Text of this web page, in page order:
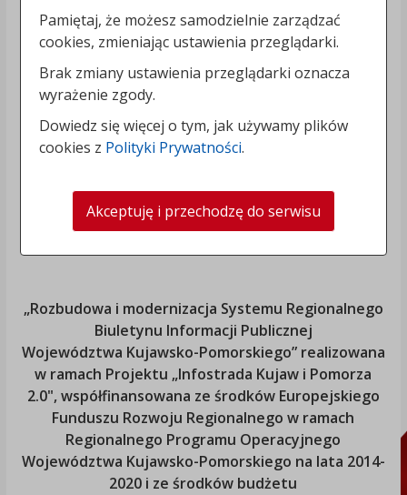
„Rozbudowa i modernizacja Systemu Regionalnego
Biuletynu Informacji Publicznej
Województwa Kujawsko-Pomorskiego” realizowana
w ramach Projektu „Infostrada Kujaw i Pomorza
2.0", współfinansowana ze środków Europejskiego
Funduszu Rozwoju Regionalnego w ramach
Regionalnego Programu Operacyjnego
Województwa Kujawsko-Pomorskiego na lata 2014-
2020 i ze środków budżetu
Pamiętaj, że możesz samodzielnie zarządzać
cookies, zmieniając ustawienia przeglądarki.
Brak zmiany ustawienia przeglądarki oznacza
wyrażenie zgody.
Dowiedz się więcej o tym, jak używamy plików
cookies z Polityki Prywatności.
Akceptuję i przechodzę do serwisu